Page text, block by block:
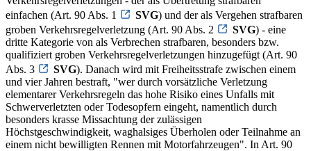
einfachen (Art. 90 Abs. 1
SVG) und der als Vergehen strafbaren
groben Verkehrsregelverletzung (Art. 90 Abs. 2
SVG) - eine
dritte Kategorie von als Verbrechen strafbaren, besonders bzw.
qualifiziert groben Verkehrsregelverletzungen hinzugefügt (Art. 90
Abs. 3
SVG). Danach wird mit Freiheitsstrafe zwischen einem
und vier Jahren bestraft, "wer durch vorsätzliche Verletzung
elementarer Verkehrsregeln das hohe Risiko eines Unfalls mit
Schwerverletzten oder Todesopfern eingeht, namentlich durch
besonders krasse Missachtung der zulässigen
Höchstgeschwindigkeit, waghalsiges Überholen oder Teilnahme an
einem nicht bewilligten Rennen mit Motorfahrzeugen". In Art. 90